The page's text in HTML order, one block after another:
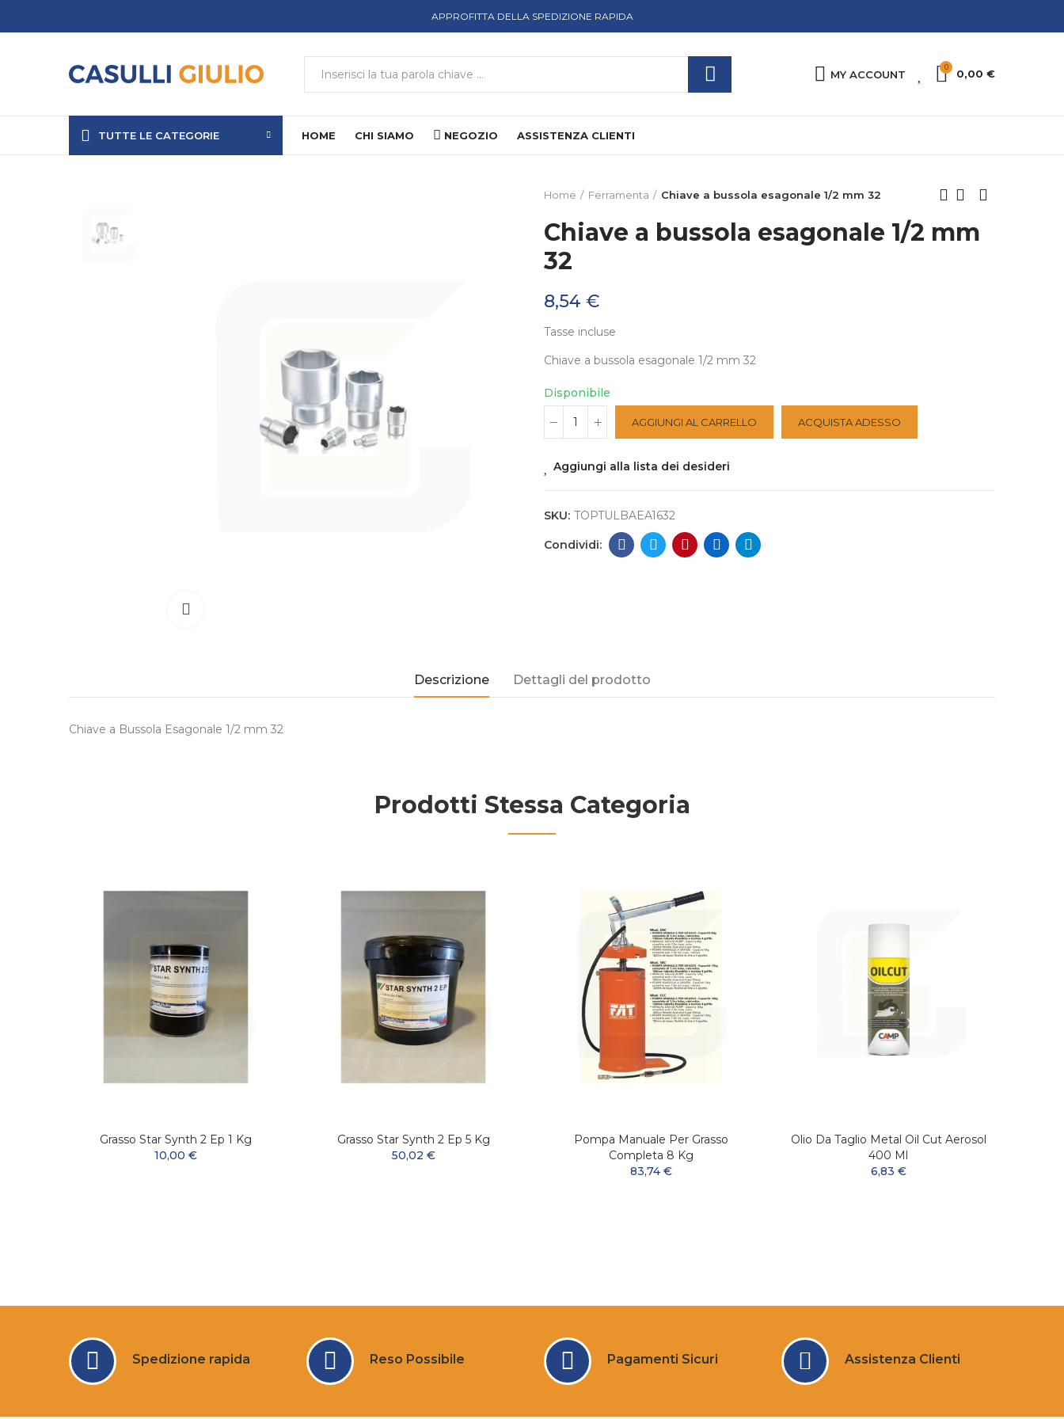
APPROFITTA DELLA SPEDIZIONE RAPIDA
MY ACCOUNT
0
0,00 €
TUTTE LE CATEGORIE HOME CHI SIAMO NEGOZIO ASSISTENZA CLIENTI
Home Ferramenta Chiave a bussola esagonale 1/2 mm 32
Chiave a bussola esagonale 1/2 mm
32
8,54 €
Tasse incluse
Chiave a bussola esagonale 1/2 mm 32
Disponibile
AGGIUNGI AL CARRELLO ACQUISTA ADESSO
Aggiungi alla lista dei desideri
SKU: TOPTULBAEA1632
Descrizione Dettagli del prodotto
Chiave a Bussola Esagonale 1/2 mm 32
Prodotti Stessa Categoria
Grasso Star Synth 2 Ep 1 Kg
10,00 €
Grasso Star Synth 2 Ep 5 Kg
50,02 €
Pompa Manuale Per Grasso
Completa 8 Kg
83,74 €
Olio Da Taglio Metal Oil Cut Aerosol
400 Ml
6,83 €
Spedizione rapida Reso Possibile Pagamenti Sicuri Assistenza Clienti